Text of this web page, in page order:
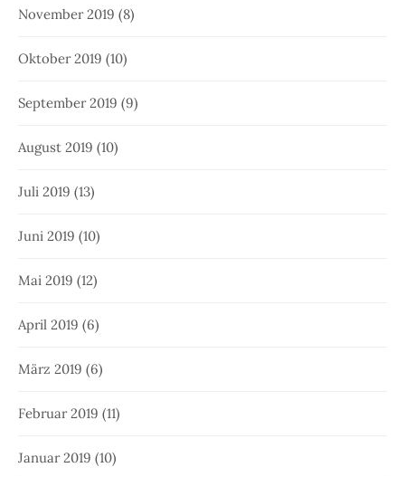
November 2019 (8)
Oktober 2019 (10)
September 2019 (9)
August 2019 (10)
Juli 2019 (13)
Juni 2019 (10)
Mai 2019 (12)
April 2019 (6)
März 2019 (6)
Februar 2019 (11)
Januar 2019 (10)